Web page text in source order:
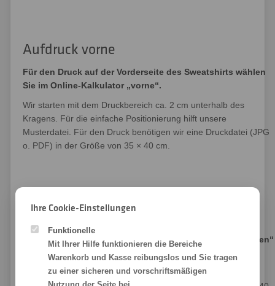
Aufdruck vorne
Für den Druck auf der Vorderseite des Sweatshirts wählen
Sie im Online-Kalkulator „vorne“.
Wir starten mit dem Druckbereich ca. 2 cm unterhalb des
Kragens. Für die einfache Positionierung hilft unsere
Musterdatei. Für den Druck benötigen wir eine Druckdatei (JPG
o. PDF) in der Größe von 35 × 40 cm.
Aufdruck hinten
Möchten Sie den Druck auf der Rückseite, dann ist „hinten“
die richtige Wahl.
Beim Rückenaufdruck starten wir auch 4 cm unterhalb des
Ihre Cookie-Einstellungen
Funktionelle
Mit Ihrer Hilfe funktionieren die Bereiche
Warenkorb und Kasse reibungslos und Sie tragen
zu einer sicheren und vorschriftsmäßigen
Nutzung der Seite bei.